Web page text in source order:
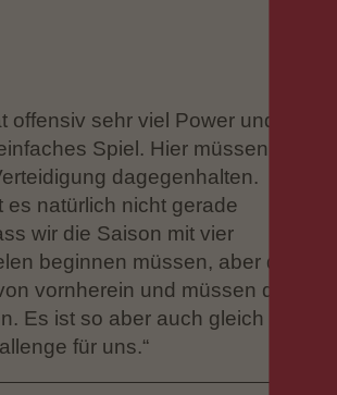
offensiv sehr viel Power und so
Spiel. Hier müssen wir
dagegenhalten.
es natürlich nicht gerade
wir die Saison mit vier
beginnen müssen, aber das
vornherein und müssen das
Es ist so aber auch gleich
für uns.“